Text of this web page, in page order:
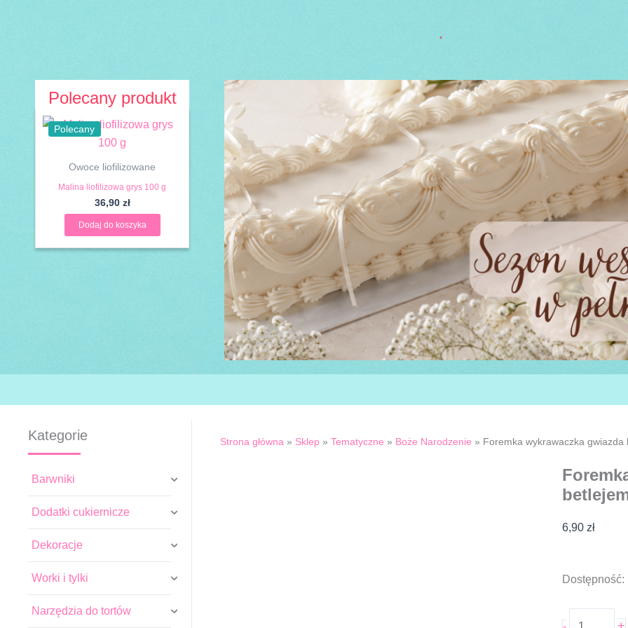
Polecany produkt
Polecany
Owoce liofilizowane
Malina liofilizowa grys 100 g
36,90 zł
Dodaj do koszyka
Kategorie
Barwniki
Dodatki cukiernicze
Dekoracje
Worki i tylki
Narzędzia do tortów
Strona główna » Sklep » Tematyczne » Boże Narodzenie » Foremka wykrawaczka
6,90 zł
Dostępność:
ilość